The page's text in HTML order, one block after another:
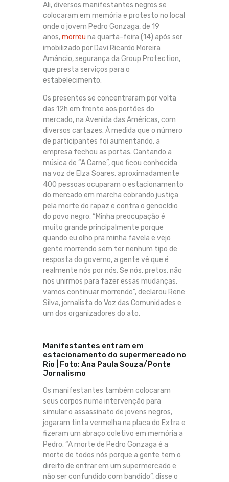
Ali, diversos manifestantes negros se
colocaram em memória e protesto no local
onde o jovem Pedro Gonzaga, de 19
anos,morreu na quarta-feira (14) após ser
imobilizado por Davi Ricardo Moreira
Amâncio, segurança da Group Protection,
que presta serviços para o
estabelecimento.
Os presentes se concentraram por volta
das 12h em frente aos portões do
mercado, na Avenida das Américas, com
diversos cartazes. À medida que o número
de participantes foi aumentando, a
empresa fechou as portas. Cantando a
música de “A Carne”, que ficou conhecida
na voz de Elza Soares, aproximadamente
400 pessoas ocuparam o estacionamento
do mercado em marcha cobrando justiça
pela morte do rapaz e contra o genocídio
do povo negro. “Minha preocupação é
muito grande principalmente porque
quando eu olho pra minha favela e vejo
gente morrendo sem ter nenhum tipo de
resposta do governo, a gente vê que é
realmente nós por nós. Se nós, pretos, não
nos unirmos para fazer essas mudanças,
vamos continuar morrendo”, declarou Rene
Silva, jornalista do Voz das Comunidades e
um dos organizadores do ato.
Manifestantes entram em
estacionamento do supermercado no
Rio | Foto: Ana Paula Souza/Ponte
Jornalismo
Os manifestantes também colocaram
seus corpos numa intervenção para
simular o assassinato de jovens negros,
jogaram tinta vermelha na placa do Extra e
fizeram um abraço coletivo em memória a
Pedro. “A morte de Pedro Gonzaga é a
morte de todos nós porque a gente tem o
direito de entrar em um supermercado e
não ser confundido com bandido”, disse o